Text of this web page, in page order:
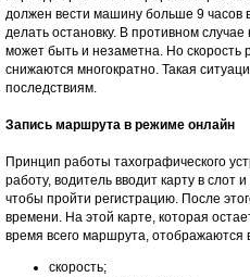
должен вести машину больше 9 часов
делать остановку. В противном случае
может быть и незаметна. Но скорость
снижаются многократно. Такая
последствиям.
Запись маршрута в режиме онлайн
Принцип работы тахографического
работу, водитель вводит карту в
чтобы пройти регистрацию. После
времени. На этой карте, которая
время всего маршрута, отображаются
скорость;